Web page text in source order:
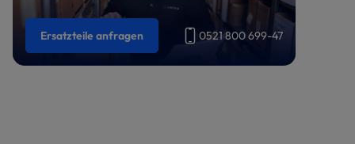
Ersatzteile anfragen 0521 800 699-47